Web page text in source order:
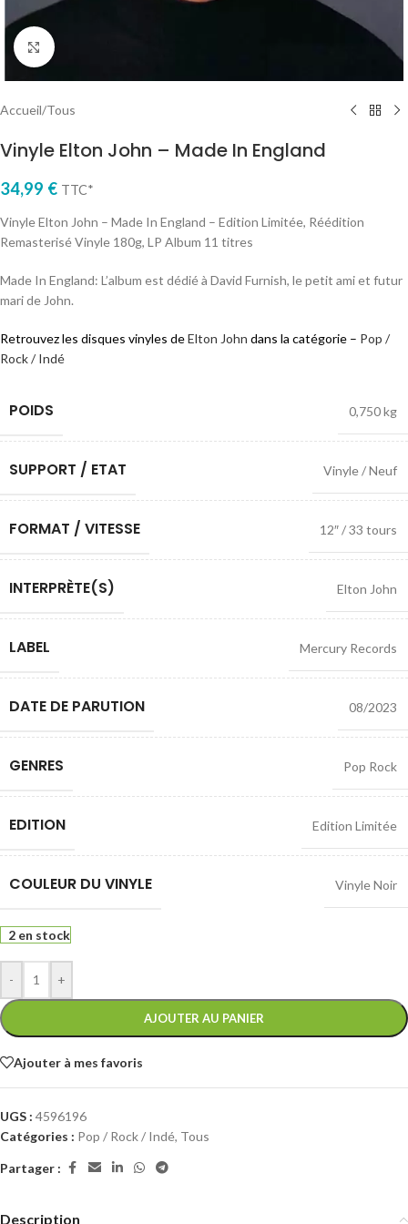
Cliquez pour agrandir
Accueil/Tous
Vinyle Elton John – Made In England
34,99 € TTC*
Vinyle Elton John – Made In England – Edition Limitée, Réédition
Remasterisé Vinyle 180g, LP Album 11 titres
Made In England: L’album est dédié à David Furnish, le petit ami et futur
mari de John.
Retrouvez les disques vinyles deElton John dans la catégorie – Pop /
Rock / Indé
POIDS 0,750 kg
SUPPORT / ETAT Vinyle / Neuf
FORMAT / VITESSE 12″ / 33 tours
INTERPRÈTE(S) Elton John
LABEL Mercury Records
DATE DE PARUTION 08/2023
GENRES Pop Rock
EDITION Edition Limitée
COULEUR DU VINYLE Vinyle Noir
2 en stock
- +
AJOUTER AU PANIER
Ajouter à mes favoris
UGS : 4596196
Catégories : Pop / Rock / Indé, Tous
Partager :
Description